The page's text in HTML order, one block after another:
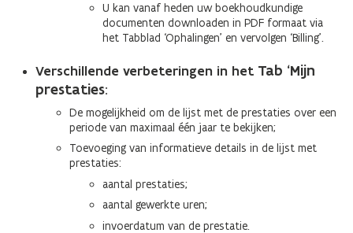
U kan vanaf heden uw boekhoudkundige
documenten downloaden in PDF formaat via
het Tabblad ‘Ophalingen’ en vervolgen ‘Billing’.
Verschillende verbeteringen in het Tab ‘Mijn
prestaties:
De mogelijkheid om de lijst met de prestaties over een
periode van maximaal één jaar te bekijken;
Toevoeging van informatieve details in de lijst met
prestaties:
aantal prestaties;
aantal gewerkte uren;
invoerdatum van de prestatie.